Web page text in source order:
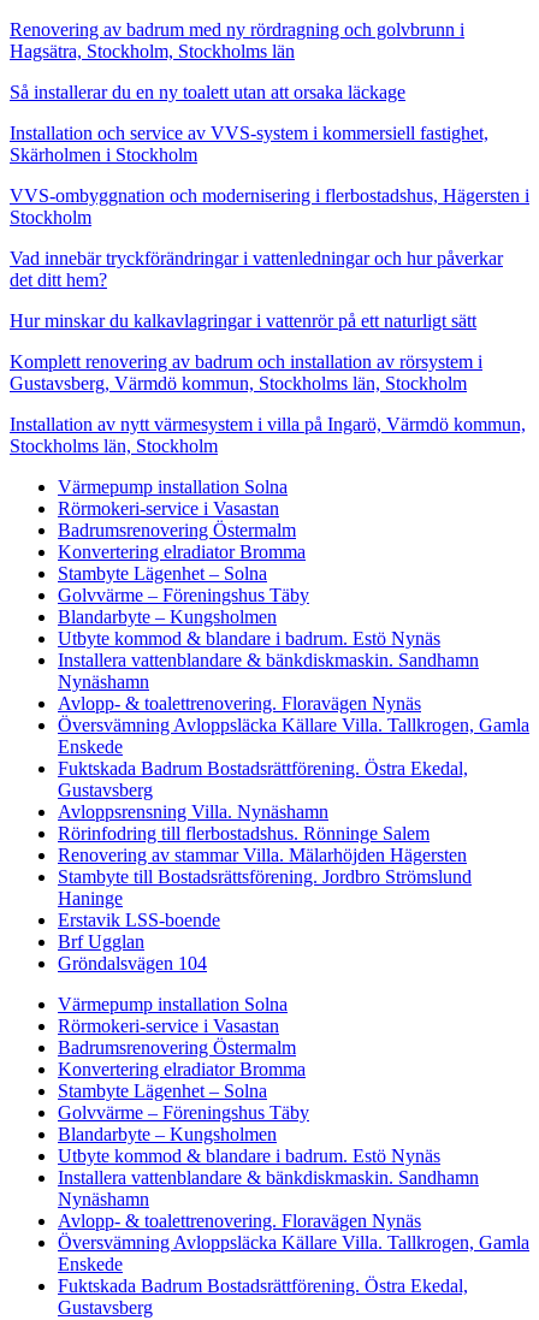
Renovering av badrum med ny rördragning och golvbrunn i
Hagsätra, Stockholm, Stockholms län
Så installerar du en ny toalett utan att orsaka läckage
Installation och service av VVS-system i kommersiell fastighet,
Skärholmen i Stockholm
VVS-ombyggnation och modernisering i flerbostadshus, Hägersten i
Stockholm
Vad innebär tryckförändringar i vattenledningar och hur påverkar
det ditt hem?
Hur minskar du kalkavlagringar i vattenrör på ett naturligt sätt
Komplett renovering av badrum och installation av rörsystem i
Gustavsberg, Värmdö kommun, Stockholms län, Stockholm
Installation av nytt värmesystem i villa på Ingarö, Värmdö kommun,
Stockholms län, Stockholm
Värmepump installation Solna
Rörmokeri-service i Vasastan
Badrumsrenovering Östermalm
Konvertering elradiator Bromma
Stambyte Lägenhet – Solna
Golvvärme – Föreningshus Täby
Blandarbyte – Kungsholmen
Utbyte kommod & blandare i badrum. Estö Nynäs
Installera vattenblandare & bänkdiskmaskin. Sandhamn
Nynäshamn
Avlopp- & toalettrenovering. Floravägen Nynäs
Översvämning Avloppsläcka Källare Villa. Tallkrogen, Gamla
Enskede
Fuktskada Badrum Bostadsrättförening. Östra Ekedal,
Gustavsberg
Avloppsrensning Villa. Nynäshamn
Rörinfodring till flerbostadshus. Rönninge Salem
Renovering av stammar Villa. Mälarhöjden Hägersten
Stambyte till Bostadsrättsförening. Jordbro Strömslund
Haninge
Erstavik LSS-boende
Brf Ugglan
Gröndalsvägen 104
Värmepump installation Solna
Rörmokeri-service i Vasastan
Badrumsrenovering Östermalm
Konvertering elradiator Bromma
Stambyte Lägenhet – Solna
Golvvärme – Föreningshus Täby
Blandarbyte – Kungsholmen
Utbyte kommod & blandare i badrum. Estö Nynäs
Installera vattenblandare & bänkdiskmaskin. Sandhamn
Nynäshamn
Avlopp- & toalettrenovering. Floravägen Nynäs
Översvämning Avloppsläcka Källare Villa. Tallkrogen, Gamla
Enskede
Fuktskada Badrum Bostadsrättförening. Östra Ekedal,
Gustavsberg